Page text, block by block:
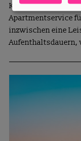
Apartmentservice
inzwischen eine
Aufenthaltsdauern,